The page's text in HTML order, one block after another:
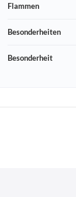
Flammen
Besonderheiten
Besonderheit